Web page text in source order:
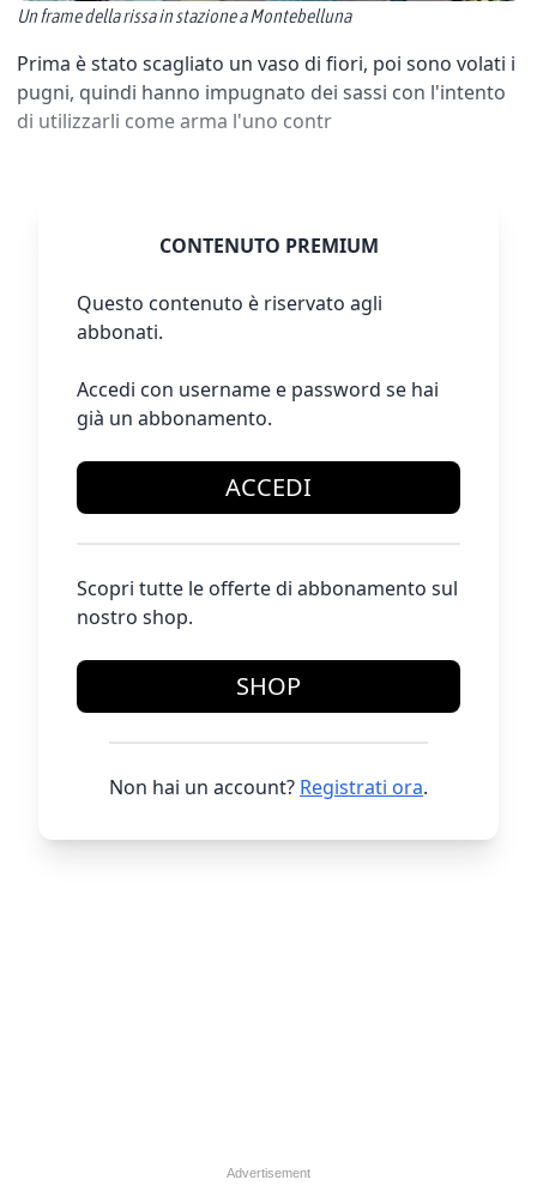
Un frame della rissa in stazione a Montebelluna
Prima è stato scagliato un vaso di fiori, poi sono volati i
pugni, quindi hanno impugnato dei sassi con l'intento
di utilizzarli come arma l'uno contr
CONTENUTO PREMIUM
Questo contenuto è riservato agli
abbonati.
Accedi con username e password se hai
già un abbonamento.
ACCEDI
Scopri tutte le offerte di abbonamento sul
nostro shop.
SHOP
Non hai un account? Registrati ora.